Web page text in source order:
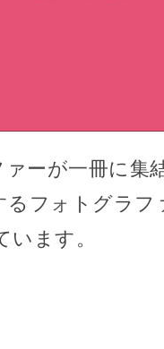
ーが一冊に集
るフォトグラフ
ます。